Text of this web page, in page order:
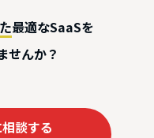
最適なSaaSを
せんか？
談する